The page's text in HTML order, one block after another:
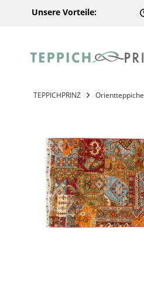
Unsere Vorteile:
TEPPICHPRINZ Orientteppiche